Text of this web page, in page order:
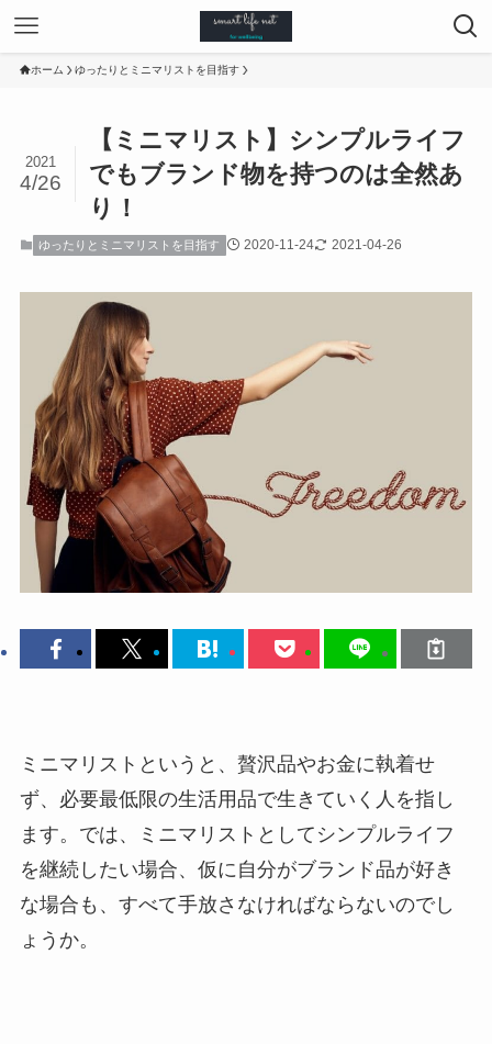
ホーム ゆったりとミニマリストを目指す
【ミニマリスト】シンプルライフ
でもブランド物を持つのは全然あ
り！
2021
4/26
ゆったりとミニマリストを目指す 2020-11-24 2021-04-26
ミニマリストというと、贅沢品やお金に執着せ
ず、必要最低限の生活用品で生きていく人を指し
ます。では、ミニマリストとしてシンプルライフ
を継続したい場合、仮に自分がブランド品が好き
な場合も、すべて手放さなければならないのでし
ょうか。